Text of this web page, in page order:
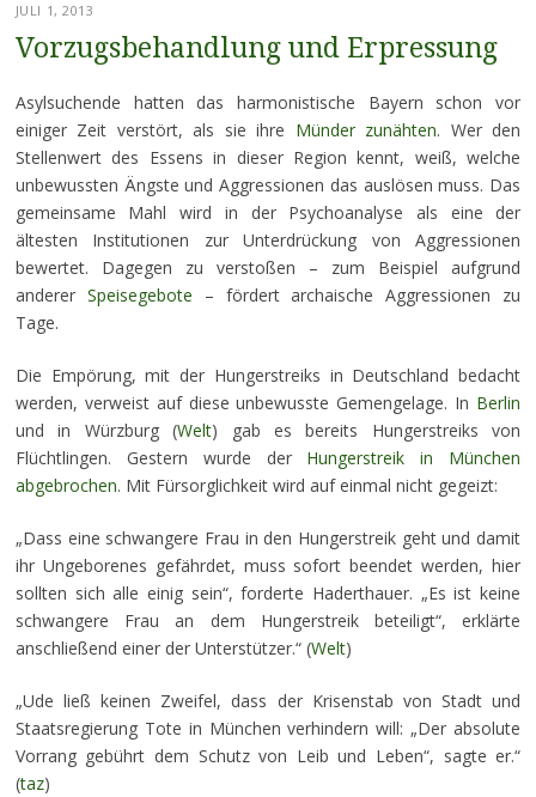
JULI 1, 2013
Vorzugsbehandlung und Erpressung
Asylsuchende hatten das harmonistische Bayern schon vor
einiger Zeit verstört, als sie ihre Münder zunähten. Wer den
Stellenwert des Essens in dieser Region kennt, weiß, welche
unbewussten Ängste und Aggressionen das auslösen muss. Das
gemeinsame Mahl wird in der Psychoanalyse als eine der
ältesten Institutionen zur Unterdrückung von Aggressionen
bewertet. Dagegen zu verstoßen – zum Beispiel aufgrund
anderer Speisegebote – fördert archaische Aggressionen zu
Tage.
Die Empörung, mit der Hungerstreiks in Deutschland bedacht
werden, verweist auf diese unbewusste Gemengelage. In Berlin
und in Würzburg (Welt) gab es bereits Hungerstreiks von
Flüchtlingen. Gestern wurde der Hungerstreik in München
abgebrochen. Mit Fürsorglichkeit wird auf einmal nicht gegeizt:
„Dass eine schwangere Frau in den Hungerstreik geht und damit
ihr Ungeborenes gefährdet, muss sofort beendet werden, hier
sollten sich alle einig sein“, forderte Haderthauer. „Es ist keine
schwangere Frau an dem Hungerstreik beteiligt“, erklärte
anschließend einer der Unterstützer.“ (Welt)
„Ude ließ keinen Zweifel, dass der Krisenstab von Stadt und
Staatsregierung Tote in München verhindern will: „Der absolute
Vorrang gebührt dem Schutz von Leib und Leben“, sagte er.“
(taz)